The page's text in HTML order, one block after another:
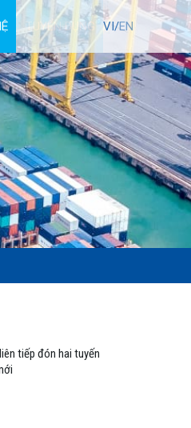
TUYỂN DỤNG VI/EN
tiếp đón hai tuyến